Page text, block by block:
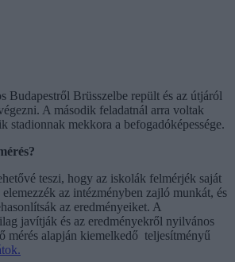
Budapestről Brüsszelbe repült és az útjáról
A második feladatnál arra voltak
stadionnak mekkora a befogadóképessége.
teszi, hogy az iskolák felmérjék saját
az intézményben zajló munkát, és
az eredményeiket. A
javítják és az eredményekről nyilvános
mérés alapján kiemelkedő teljesítményű